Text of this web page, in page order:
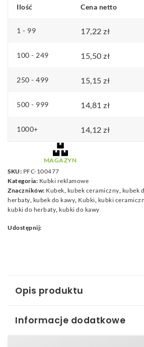
d
7
2
2
z
d
8
3
Ilość Cena netto
1 - 99 17,22 zł
100 - 249 15,50 zł
250 - 499 15,15 zł
500 - 999 14,81 zł
1000+ 14,12 zł
MAGAZYN
SKU: PFC-100477
Kategoria: Kubki reklamowe
Znaczników: Kubek, kubek ceramiczny, kubek
herbaty, kubek do kawy, Kubki, kubki
kubki do herbaty, kubki do kawy
Udostępnij:
Opis produktu
Informacje dodatkowe